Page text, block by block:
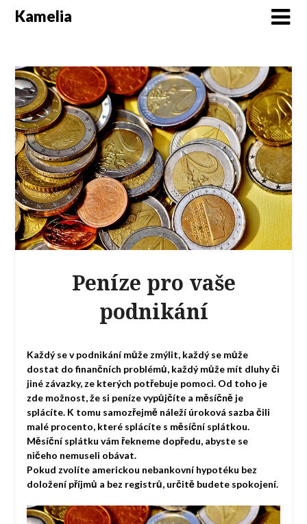
Kamelia
Peníze pro vaše
podnikání
Každý se v podnikání může zmýlit, každý se může
dostat do finančních problémů, každý může mít dluhy či
jiné závazky, ze kterých potřebuje pomoci. Od toho je
zde možnost, že si peníze vypůjčíte a měsíčně je
splácíte. K tomu samozřejmě náleží úroková sazba čili
malé procento, které splácíte s měsíční splátkou.
Měsíční splátku vám řekneme dopředu, abyste se
ničeho nemuseli obávat.
Pokud zvolíte americkou nebankovní hypotéku bez
doložení příjmů a bez registrů, určitě budete spokojení.